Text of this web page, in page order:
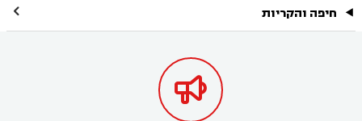
חיפה והקריות 
